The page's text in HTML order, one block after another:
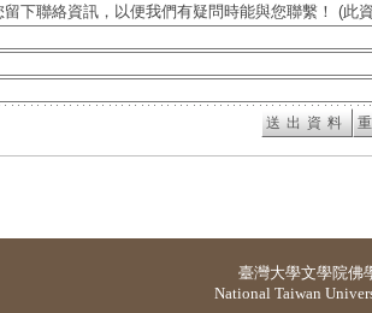
留下聯絡資訊，以便我們有疑問時能與您聯繫！ (此
臺灣大學文學院佛
National Taiwan